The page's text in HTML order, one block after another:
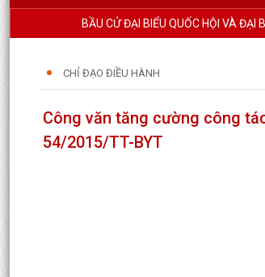
BẦU CỬ ĐẠI BIỂU QUỐC HỘI VÀ ĐẠI
CHỈ ĐẠO ĐIỀU HÀNH
Công văn tăng cường công
54/2015/TT-BYT